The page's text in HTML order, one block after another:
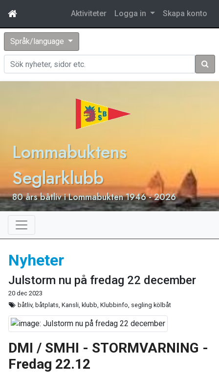
Aktiviteter Logga in Skapa konto
Språk/language
Sök
Lommabuktens
Seglarklubb
80 års båtliv i Lommabukten 1946 - 2026
Nyheter
Julstorm nu på fredag 22 december
20 dec 2023
båtliv, båtplats, Kansli, klubb, Klubbinfo, segling kölbåt
DMI / SMHI - STORMVARNING -
Fredag 22.12